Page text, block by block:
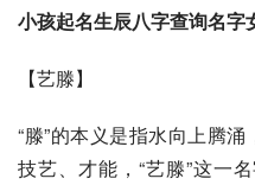
小孩起名生辰八字查询名字
【艺滕】
“滕”的本义是指水向上腾
技艺、才能，“艺滕”这一